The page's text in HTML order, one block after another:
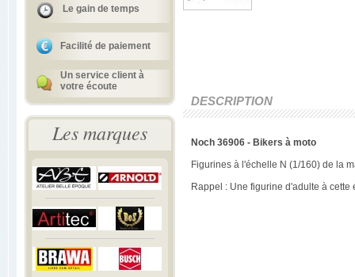
Le gain de temps
Facilité de paiement
Un service client à
votre écoute
Les marques
DESCRIPTION
Noch 36906 - Bikers à moto
Figurines à l'échelle N (1/160) de la
Rappel : Une figurine d'adulte à